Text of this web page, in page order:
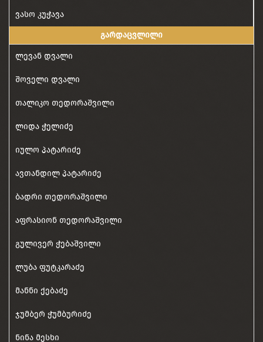
ვასო კუჭავა
გარდაცვლილი
ლევან დვალი
შოველი დვალი
თალიკო თედორაშვილი
ლიდა ჭელიძე
იულო პატარიძე
ავთანდილ პატარიძე
ბადრი თედორაშვილი
აფრასიონ თედორაშვილი
გულივერ ჭებაშვილი
ლუბა ფუტკარაძე
მანნი ქებაძე
ჯუმბერ ჭუმბურიძე
ნინა მესხი